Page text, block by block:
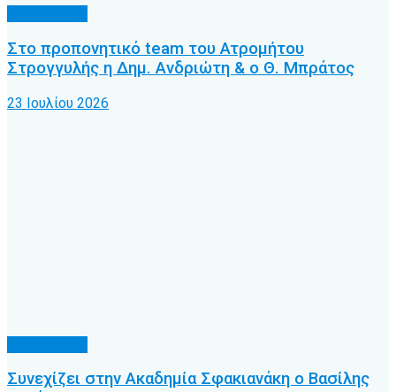
Στο προπονητικό team του Ατρομήτου
Στρογγυλής η Δημ. Ανδριώτη & ο Θ. Μπράτος
23 Ιουλίου 2026
Συνεχίζει στην Ακαδημία Σφακιανάκη ο Βασίλης